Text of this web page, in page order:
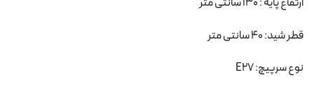
قطر شید: 40 سانتی متر
نوع سرپیچ: E27